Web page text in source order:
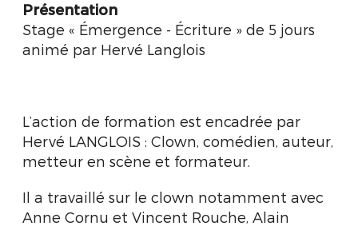
Présentation
Stage « Émergence - Écriture » de 5 jours
animé par Hervé Langlois
L’action de formation est encadrée par
Hervé LANGLOIS : Clown, comédien, auteur,
metteur en scène et formateur.
Il a travaillé sur le clown notamment avec
Anne Cornu et Vincent Rouche, Alain